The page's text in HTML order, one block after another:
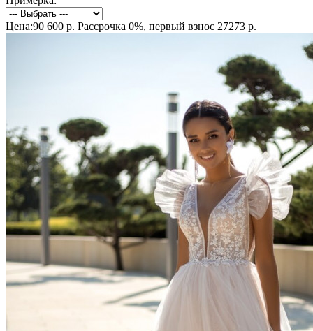
Цена:90 600 р. Рассрочка 0%, первый взнос 27273 р.